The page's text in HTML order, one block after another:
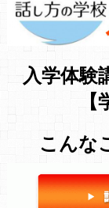
入学体験
こんな